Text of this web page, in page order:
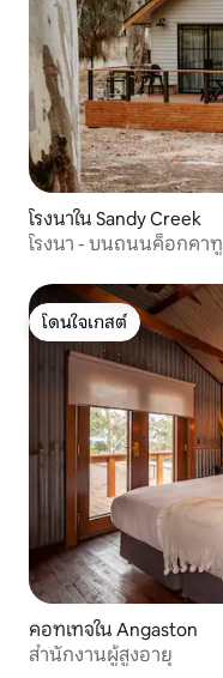
โรงนาใน Sandy Creek
โรงนา - บนถนนค็อกคาทู
โดนใจเกสต์
โดนใจเกสต์
คอทเทจใน Angaston
สำนักงานผู้สูงอายุ